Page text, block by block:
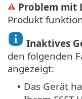
Problem mit
Produkt
Inaktives
den folgenden
angezeigt:
• Das Gerät